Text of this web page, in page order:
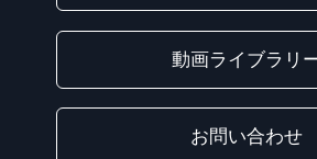
動画ライブラリ
お問い合わせ